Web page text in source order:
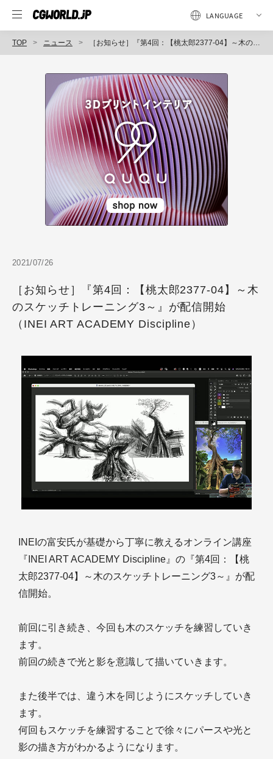
TOP ニュース ［お知らせ］『第4回：【桃太郎2377-04】～木のスケッチトレーニング3～』が配信開始（INEI ART ACADEMY Discipline）
2021/07/26
［お知らせ］『第4回：【桃太郎2377-04】～木
のスケッチトレーニング3～』が配信開始
（INEI ART ACADEMY Discipline）
INEIの富安氏が基礎から丁寧に教えるオンライン講座
『INEI ART ACADEMY Discipline』の『第4回：【桃
太郎2377-04】～木のスケッチトレーニング3～』が配
信開始。
前回に引き続き、今回も木のスケッチを練習していき
ます。
前回の続きで光と影を意識して描いていきます。
また後半では、違う木を同じようにスケッチしていき
ます。
何回もスケッチを練習することで徐々にパースや光と
影の描き方がわかるようになります。